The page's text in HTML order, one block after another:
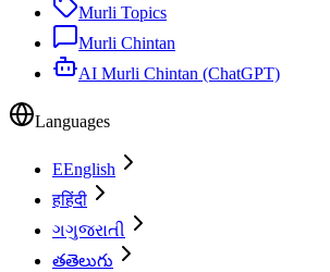
Murli Topics
Murli Chintan
AI Murli Chintan (ChatGPT)
Languages
EEnglish
हहिंदी
ગગુજરાતી
తతెలుగు